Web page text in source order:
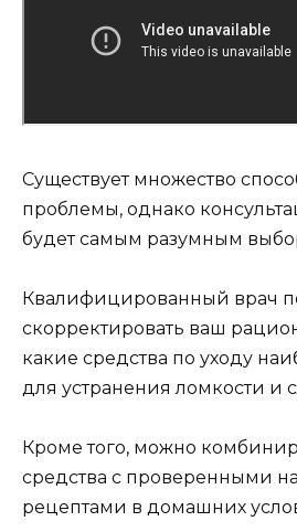
Существует множество
проблемы, однако
будет самым разумным
Квалифицированный врач
скорректировать ваш
какие средства по уходу
для устранения ломкости и
Кроме того, можно
средства с проверенными
рецептами в домашних